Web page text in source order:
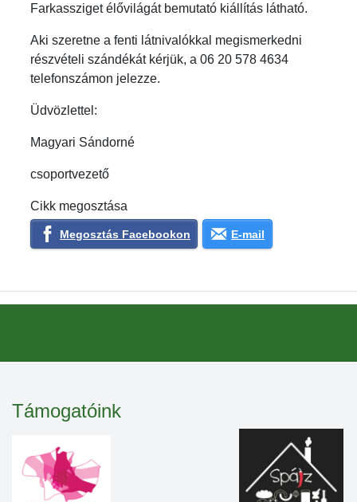
Farkassziget élővilágát bemutató kiállítás látható.
Aki szeretne a fenti látnivalókkal megismerkedni
részvételi szándékát kérjük, a 06 20 578 4634
telefonszámon jelezze.
Üdvözlettel:
Magyari Sándorné
csoportvezető
Cikk megosztása
Megosztás Facebookon E-mail
Támogatóink